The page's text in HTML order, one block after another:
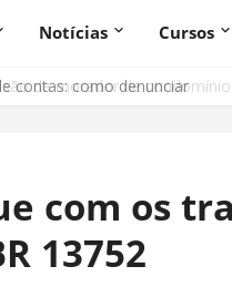
Notícias Cursos
de morador de
com os
13752